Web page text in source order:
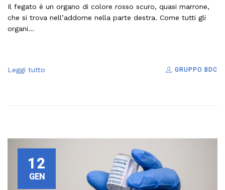
Il fegato è un organo di colore rosso scuro, quasi marrone,
che si trova nell’addome nella parte destra. Come tutti gli
organi...
Leggi tutto GRUPPO BDC
12
GEN